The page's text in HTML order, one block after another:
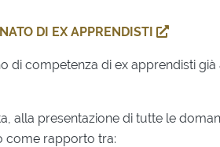
DI EX APPRENDISTI
di competenza di ex apprendisti
alla presentazione di tutte le
come rapporto tra: